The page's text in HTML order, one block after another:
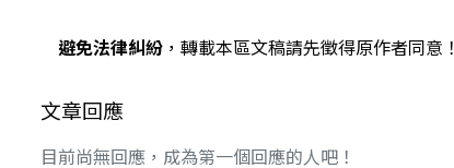
避免法律糾紛 ，轉載本區文稿請先徵得原作者同意！
文章回應
目前尚無回應，成為第一個回應的人吧！